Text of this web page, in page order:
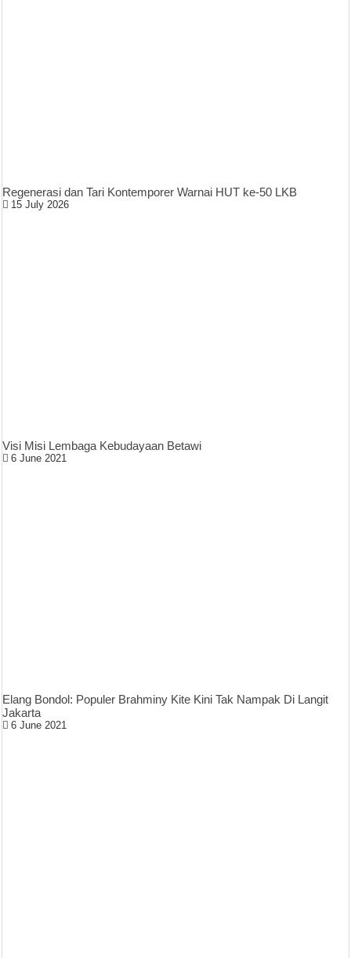
Regenerasi dan Tari Kontemporer Warnai HUT ke-50 LKB
15 July 2026
Visi Misi Lembaga Kebudayaan Betawi
6 June 2021
Elang Bondol: Populer Brahminy Kite Kini Tak Nampak Di Langit
Jakarta
6 June 2021